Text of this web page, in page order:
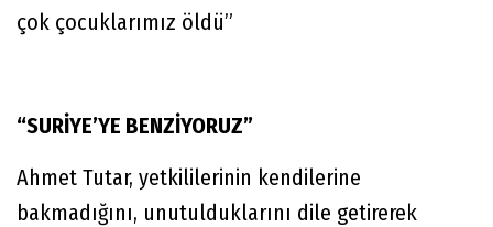
çok çocuklarımız öldü”
“SURİYE’YE BENZİYORUZ”
Ahmet Tutar, yetkililerinin kendilerine
bakmadığını, unutulduklarını dile getirerek